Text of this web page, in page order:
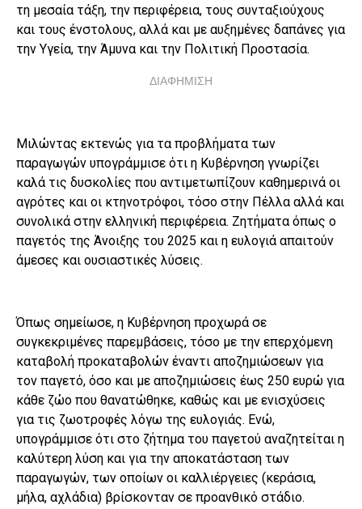
τη μεσαία τάξη, την περιφέρεια, τους συνταξιούχους
και τους ένστολους, αλλά και με αυξημένες δαπάνες για
την Υγεία, την Άμυνα και την Πολιτική Προστασία.
ΔΙΑΦΗΜΙΣΗ
Μιλώντας εκτενώς για τα προβλήματα των
παραγωγών υπογράμμισε ότι η Κυβέρνηση γνωρίζει
καλά τις δυσκολίες που αντιμετωπίζουν καθημερινά οι
αγρότες και οι κτηνοτρόφοι, τόσο στην Πέλλα αλλά και
συνολικά στην ελληνική περιφέρεια. Ζητήματα όπως ο
παγετός της Άνοιξης του 2025 και η ευλογιά απαιτούν
άμεσες και ουσιαστικές λύσεις.
Όπως σημείωσε, η Κυβέρνηση προχωρά σε
συγκεκριμένες παρεμβάσεις, τόσο με την επερχόμενη
καταβολή προκαταβολών έναντι αποζημιώσεων για
τον παγετό, όσο και με αποζημιώσεις έως 250 ευρώ για
κάθε ζώο που θανατώθηκε, καθώς και με ενισχύσεις
για τις ζωοτροφές λόγω της ευλογιάς. Ενώ,
υπογράμμισε ότι στο ζήτημα του παγετού αναζητείται η
καλύτερη λύση και για την αποκατάσταση των
παραγωγών, των οποίων οι καλλιέργειες (κεράσια,
μήλα, αχλάδια) βρίσκονταν σε προανθικό στάδιο.